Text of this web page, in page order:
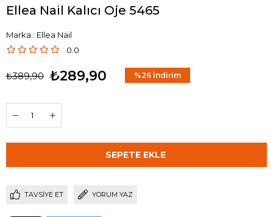
Ellea Nail Kalıcı Oje 5465
Marka : Ellea Nail
0.0
₺389,90 ₺289,90 %26 İndirim
TAVSIYE ET YORUM YAZ